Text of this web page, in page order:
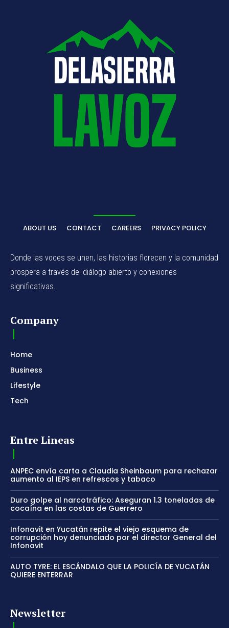
ABOUT US CONTACT CAREERS PRIVACY POLICY
Donde las voces se unen, las historias florecen y la comunidad
prospera a través del diálogo abierto y conexiones
significativas.
Company
Home
Business
Lifestyle
Tech
Entre Lineas
ANPEC envía carta a Claudia Sheinbaum para rechazar
aumento al IEPS en refrescos y tabaco
Duro golpe al narcotráfico: Aseguran 1.3 toneladas de
cocaína en las costas de Guerrero
Infonavit en Yucatán repite el viejo esquema de
corrupción hoy denunciado por el director General del
Infonavit
AUTO TYRE: EL ESCÁNDALO QUE LA POLICÍA DE YUCATÁN
QUIERE ENTERRAR
Newsletter